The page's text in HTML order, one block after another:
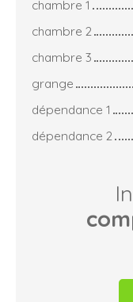
chambre 1
chambre 2
chambre 3
grange
dépendance 1
dépendance 2